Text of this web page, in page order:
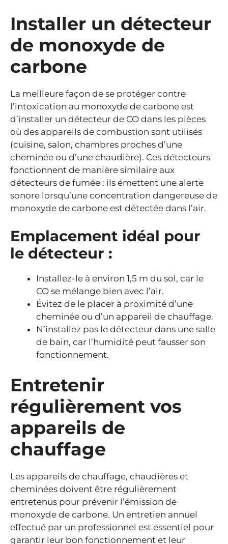
Installer un détecteur
de monoxyde de
carbone
La meilleure façon de se protéger contre
l’intoxication au monoxyde de carbone est
d’installer un détecteur de CO dans les pièces
où des appareils de combustion sont utilisés
(cuisine, salon, chambres proches d’une
cheminée ou d’une chaudière). Ces détecteurs
fonctionnent de manière similaire aux
détecteurs de fumée : ils émettent une alerte
sonore lorsqu’une concentration dangereuse de
monoxyde de carbone est détectée dans l’air.
Emplacement idéal pour
le détecteur :
Installez-le à environ 1,5 m du sol, car le
CO se mélange bien avec l’air.
Évitez de le placer à proximité d’une
cheminée ou d’un appareil de chauffage.
N’installez pas le détecteur dans une salle
de bain, car l’humidité peut fausser son
fonctionnement.
Entretenir
régulièrement vos
appareils de
chauffage
Les appareils de chauffage, chaudières et
cheminées doivent être régulièrement
entretenus pour prévenir l’émission de
monoxyde de carbone. Un entretien annuel
effectué par un professionnel est essentiel pour
garantir leur bon fonctionnement et leur